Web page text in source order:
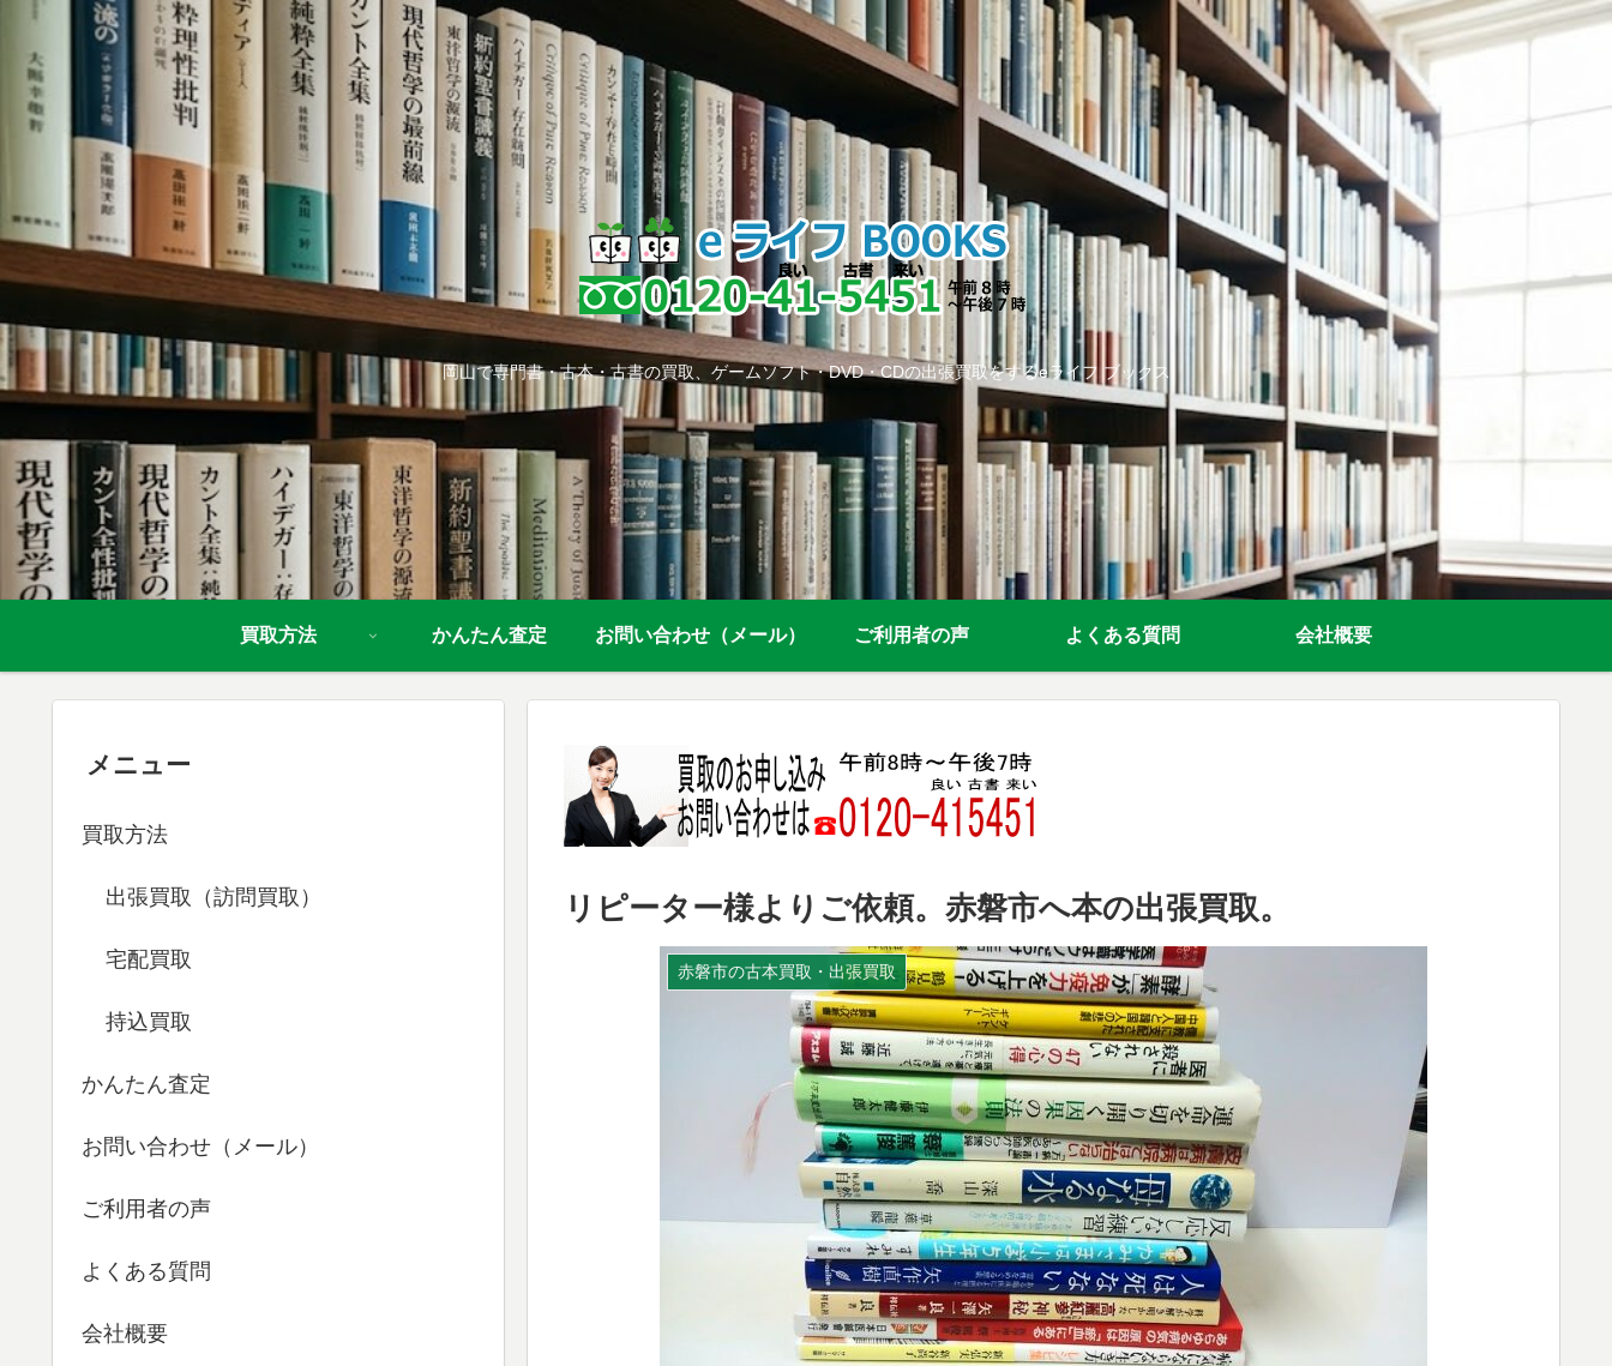
岡山で専門書・古本・古書の買取、ゲームソフト・DVD・CDの出張買取をするeライフ ブックス
買取方法 かんたん査定 お問い合わせ（メール） ご利用者の声 よくある質問 会社概要
リピーター様よりご依頼。赤磐市へ本の出張買取。
赤磐市の古本買取・出張買取
メニュー
買取方法
出張買取（訪問買取）
宅配買取
持込買取
かんたん査定
お問い合わせ（メール）
ご利用者の声
よくある質問
会社概要